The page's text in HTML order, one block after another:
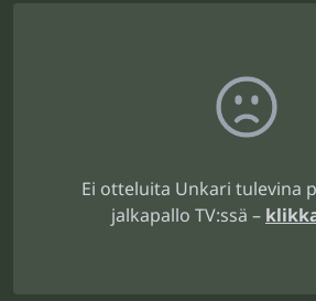
Ei otteluita Unkari tulevina
jalkapallo TV:ssä –